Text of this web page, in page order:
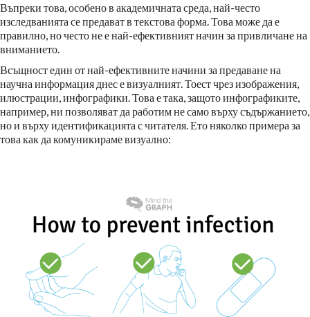
Въпреки това, особено в академичната среда, най-често
изследванията се предават в текстова форма. Това може да е
правилно, но често не е най-ефективният начин за привличане на
вниманието.
Всъщност един от най-ефективните начини за предаване на
научна информация днес е визуалният. Тоест чрез изображения,
илюстрации, инфографики. Това е така, защото инфографиките,
например, ни позволяват да работим не само върху съдържанието,
но и върху идентификацията с читателя. Ето няколко примера за
това как да комуникираме визуално: